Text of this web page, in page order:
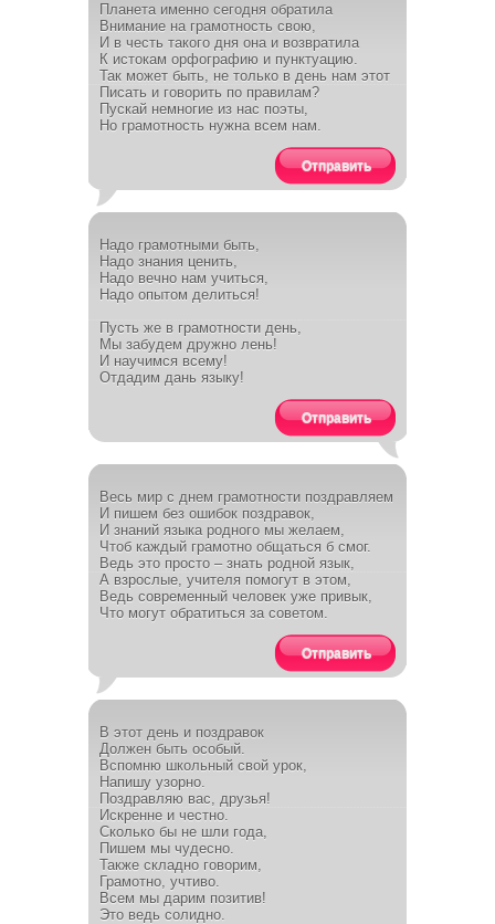
Планета именно сегодня обратила
Внимание на грамотность свою,
И в честь такого дня она и возвратила
К истокам орфографию и пунктуацию.
Так может быть, не только в день нам этот
Писать и говорить по правилам?
Пускай немногие из нас поэты,
Но грамотность нужна всем нам.
Отправить
Надо грамотными быть,
Надо знания ценить,
Надо вечно нам учиться,
Надо опытом делиться!
Пусть же в грамотности день,
Мы забудем дружно лень!
И научимся всему!
Отдадим дань языку!
Отправить
Весь мир с днем грамотности поздравляем
И пишем без ошибок поздравок,
И знаний языка родного мы желаем,
Чтоб каждый грамотно общаться б смог.
Ведь это просто – знать родной язык,
А взрослые, учителя помогут в этом,
Ведь современный человек уже привык,
Что могут обратиться за советом.
Отправить
В этот день и поздравок
Должен быть особый.
Вспомню школьный свой урок,
Напишу узорно.
Поздравляю вас, друзья!
Искренне и честно.
Сколько бы не шли года,
Пишем мы чудесно.
Также складно говорим,
Грамотно, учтиво.
Всем мы дарим позитив!
Это ведь солидно.